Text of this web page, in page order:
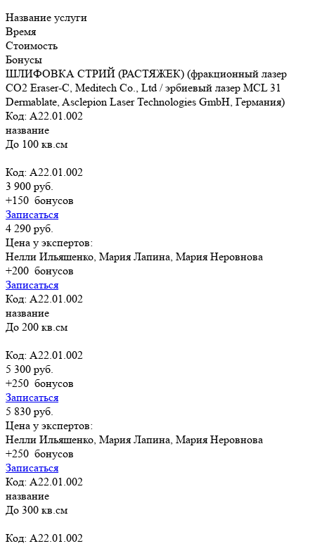
Название услуги
Время
Стоимость
Бонусы
ШЛИФОВКА СТРИЙ (РАСТЯЖЕК) (фракционный лазер
СО2 Eraser-C, Meditech Co., Ltd / эрбиевый лазер MCL 31
Dermablate, Asclepion Laser Technologies GmbH, Германия)
Код: A22.01.002
название
До 100 кв.см
Код: A22.01.002
3 900 руб.
+150 бонусов
Записаться
4 290 руб.
Цена у экспертов:
Нелли Ильяшенко, Мария Лапина, Мария Неровнова
+200 бонусов
Записаться
Код: A22.01.002
название
До 200 кв.см
Код: A22.01.002
5 300 руб.
+250 бонусов
Записаться
5 830 руб.
Цена у экспертов:
Нелли Ильяшенко, Мария Лапина, Мария Неровнова
+250 бонусов
Записаться
Код: A22.01.002
название
До 300 кв.см
Код: A22.01.002